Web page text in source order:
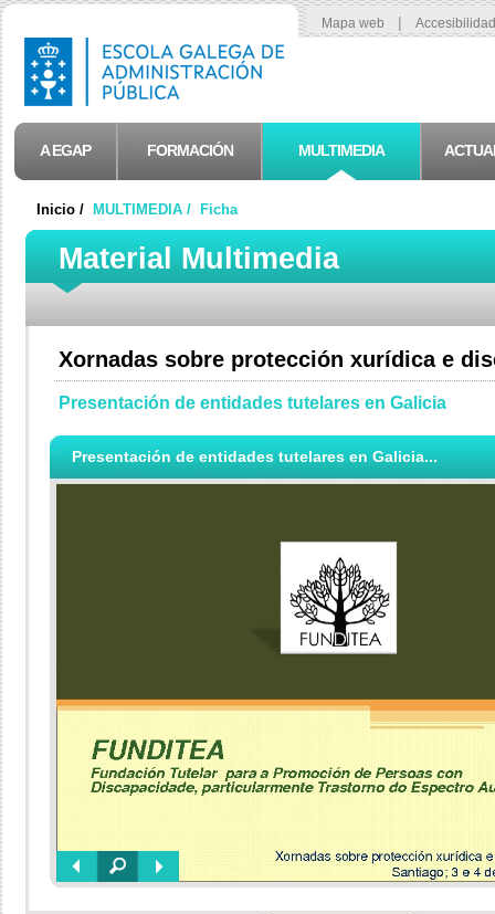
Mapa web |
A EGAP FORMACIÓN MULTIMEDIA
Inicio / MULTIMEDIA / Ficha
Material Multimedia
Xornadas sobre protección xurídica e
Presentación de entidades tutelares en Galicia
Presentación de entidades tutelares en Galicia...